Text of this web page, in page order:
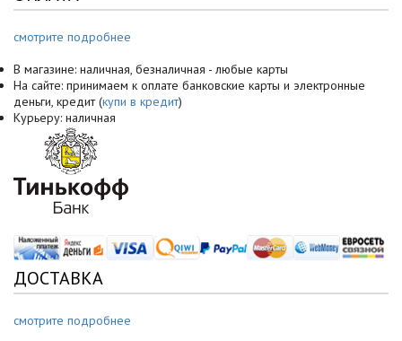
смотрите подробнее
В магазине: наличная, безналичная - любые карты
На сайте: принимаем к оплате банковские карты и электронные
деньги, кредит (купи в кредит)
Курьеру: наличная
ДОСТАВКА
смотрите подробнее